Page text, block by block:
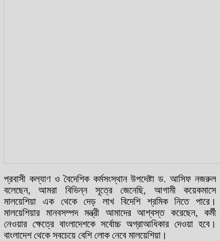
প্রবাসী কল্যাণ ও বৈদেশিক কর্মসংস্থান উপদেষ্টা ড. আসিফ নজরুল
বলেছেন, আমরা বিভিন্ন সূত্রে জেনেছি, আগামী কয়েকমাসে
মালয়েশিয়া এক থেকে দেড় লাখ বিদেশি শ্রমিক নিতে পারে।
মালয়েশিয়ার মানবসম্পদ মন্ত্রী আমাদের আশ্বস্ত করেছেন, কর্মী
নেওয়ার ক্ষেত্রে বাংলাদেশকে সর্বোচ্চ অগ্রাআধিকার দেওয়া হবে।
বাংলাদেশ থেকে সবচেয়ে বেশি লোক নেবে মালয়েশিয়া।